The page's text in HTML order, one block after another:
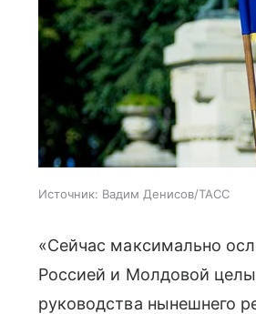
Источник: Вадим Денисов/ТАСС
«Сейчас максимально
Россией и Молдовой
руководства нынешнего